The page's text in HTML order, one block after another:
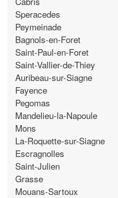
Speracedes
Peymeinade
Bagnols-en-Foret
Saint-Paul-en-Foret
Saint-Vallier-de-Thiey
Auribeau-sur-Siagne
Fayence
Pegomas
Mandelieu-la-Napoule
Mons
La-Roquette-sur-Siagne
Escragnolles
Saint-Julien
Grasse
Mouans-Sartoux